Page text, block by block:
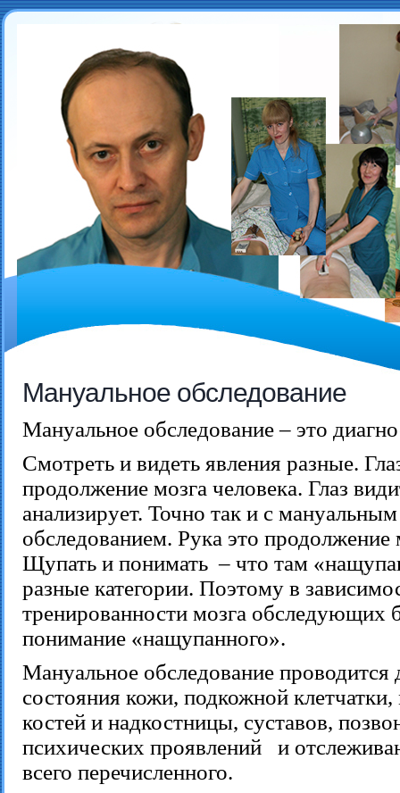
Мануальное обследование
Мануальное обследование – это
Смотреть и видеть явления разные.
продолжение мозга человека. Глаз
анализирует. Точно так и с мануальным
обследованием. Рука это продолжение
Щупать и понимать – что там
разные категории. Поэтому в
тренированности мозга обследующих
понимание «нащупанного».
Мануальное обследование проводится
состояния кожи, подкожной
костей и надкостницы, суставов,
психических проявлений и
всего перечисленного.